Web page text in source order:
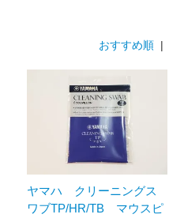
おすすめ順|
ヤマハ クリーニングス
ワブTP/HR/TB マウスピ